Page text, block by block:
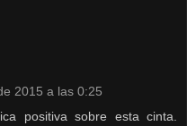
2015 a las 0:25
positiva sobre esta cinta.